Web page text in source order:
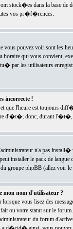
stock�es dans la base de
vos pr�f�rences.
vous pouvez voir sont
qui vous convient,
par les utilisateurs
incorrecte !
que l'heure est toujours
d'�t�; donc, durant
n'a pas
installer le pack de
groupe phpBB (allez voir le
mon nom d'utilisateur ?
lorsque vous lisez des
ou votre statut sur le
du forum